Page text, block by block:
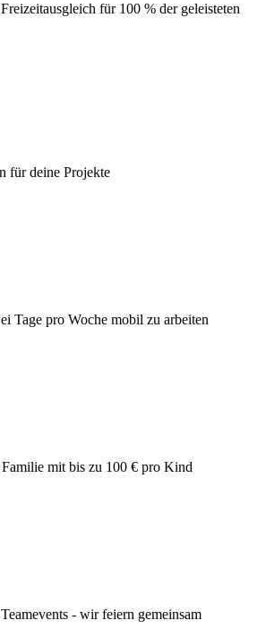
für 100 % der geleisteten
für deine Projekte
Tage pro Woche mobil zu arbeiten
mit bis zu 100 € pro Kind
- wir feiern gemeinsam